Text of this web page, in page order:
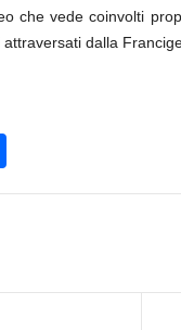
che vede coinvolti
dalla
o
vi